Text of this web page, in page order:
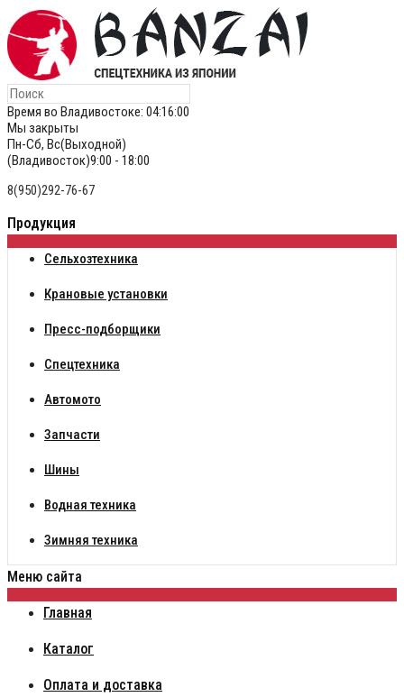
Время во Владивостоке: 04:16:01
Мы закрыты
Пн-Сб, Вс(Выходной)
(Владивосток)9:00 - 18:00
8(950)292-76-67
Продукция
Сельхозтехника
Крановые установки
Пресс-подборщики
Спецтехника
Автомото
Запчасти
Шины
Водная техника
Зимняя техника
Меню сайта
Главная
Каталог
Оплата и доставка